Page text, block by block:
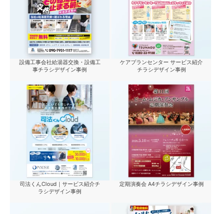
設備工事会社給湯器交換・設備工
事チラシデザイン事例
ケアプランセンター サービス紹介
チラシデザイン事例
司法くんCloud｜サービス紹介チ
ラシデザイン事例
定期演奏会 A4チラシデザイン事例